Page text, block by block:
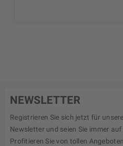
NEWSLETTER
Registrieren Sie sich jetzt für
Newsletter und seien Sie immer
Profitieren Sie von tollen